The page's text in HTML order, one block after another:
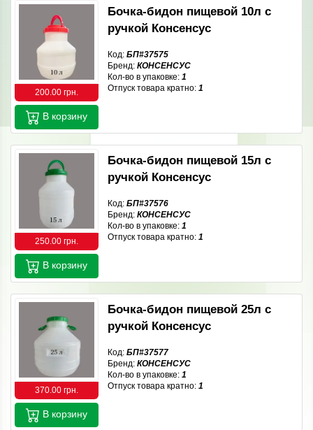
200.00 грн.
Бочка-бидон пищевой 10л с
ручкой Консенсус
Код: БП#37575
Бренд: КОНСЕНСУС
Кол-во в упаковке: 1
Отпуск товара кратно: 1
В корзину
250.00 грн.
Бочка-бидон пищевой 15л с
ручкой Консенсус
Код: БП#37576
Бренд: КОНСЕНСУС
Кол-во в упаковке: 1
Отпуск товара кратно: 1
В корзину
370.00 грн.
Бочка-бидон пищевой 25л с
ручкой Консенсус
Код: БП#37577
Бренд: КОНСЕНСУС
Кол-во в упаковке: 1
Отпуск товара кратно: 1
В корзину